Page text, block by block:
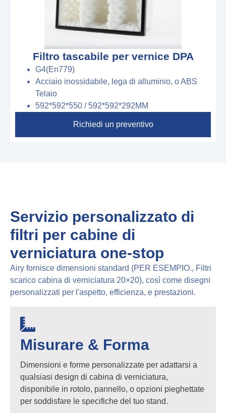
Filtro tascabile per vernice DPA
G4(En779)
Acciaio inossidabile, lega di alluminio, o ABS
Telaio
592*592*550 / 592*592*292M M
Richiedi un preventivo
Servizio personalizzato di
filtri per cabine di
verniciatura one-stop
Airy fornisce dimensioni standard (PER ESEMPIO., Filtri
scarico cabina di verniciatura 20×20), così come disegni
personalizzati per l'aspetto, efficienza, e prestazioni.
Misurare & Forma
Dimensioni e forme personalizzate per adattarsi a
qualsiasi design di cabina di verniciatura,
disponibile in rotolo, pannello, o opzioni pieghettate
per soddisfare le specifiche del tuo stand.